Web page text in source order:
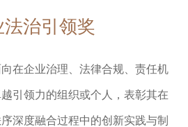
治引领奖
在企业治理、法律合规、责任机
引领力的组织或个人，表彰其在
深度融合过程中的创新实践与制